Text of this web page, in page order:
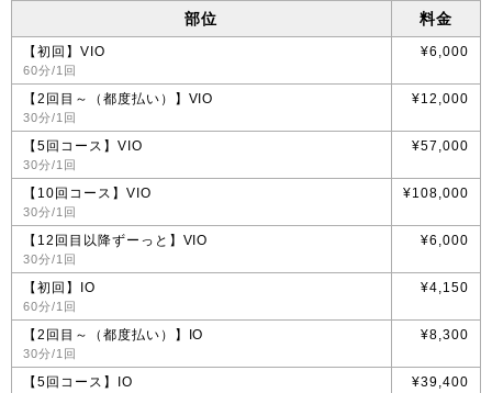
部位 料金
【初回】VIO
60分/1回
¥6,000
【2回目～（都度払い）】VIO
30分/1回
¥12,000
【5回コース】VIO
30分/1回
¥57,000
【10回コース】VIO
30分/1回
¥108,000
【12回目以降ずーっと】VIO
30分/1回
¥6,000
【初回】IO
60分/1回
¥4,150
【2回目～（都度払い）】IO
30分/1回
¥8,300
【5回コース】IO ¥39,400